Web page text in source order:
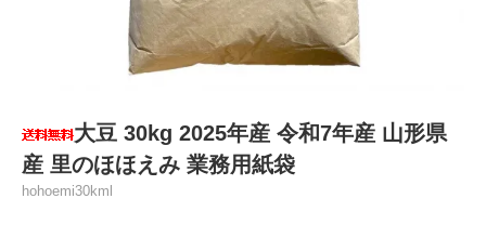
大豆 30kg 2025年産 令和7年産 山形県
産 里のほほえみ 業務用紙袋
hohoemi30kml